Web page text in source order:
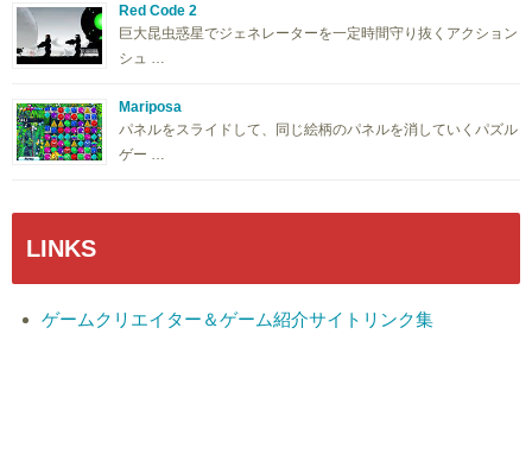
Red Code 2
巨大昆虫惑星でジェネレーターを一定時間守り抜くアクション
シュ …
Mariposa
パネルをスライドして、同じ絵柄のパネルを消していくパズル
ゲー …
LINKS
ゲームクリエイター＆ゲーム紹介サイトリンク集